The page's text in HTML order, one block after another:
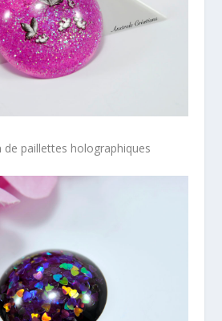
de paillettes holographiques